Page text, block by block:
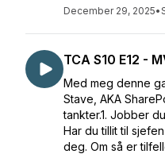
December 29, 2025•
TCA S10 E12 -
Med meg denne
Stave, AKA
tankter.1. Jobber
Har du tillit til
deg. Om så er